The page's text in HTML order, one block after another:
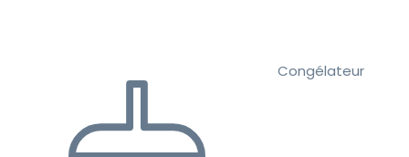
Congélateur